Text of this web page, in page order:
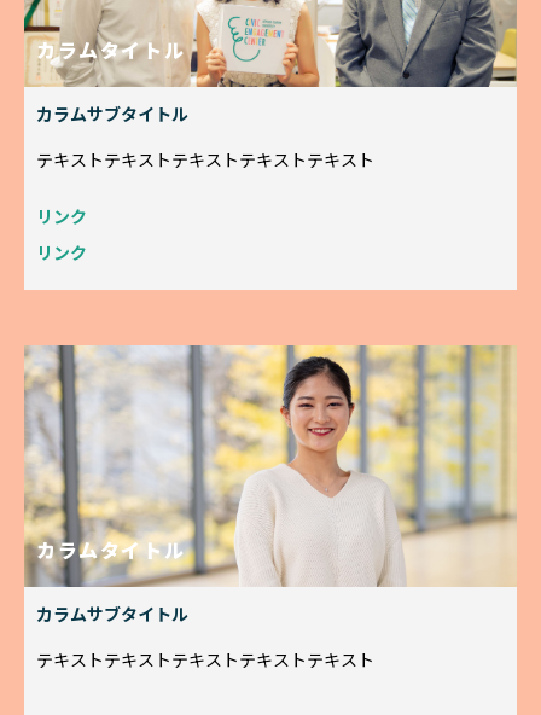
カラムタイトル
カラムサブタイトル
テキストテキストテキストテキストテキスト
リンク
リンク
カラムタイトル
カラムサブタイトル
テキストテキストテキストテキストテキスト